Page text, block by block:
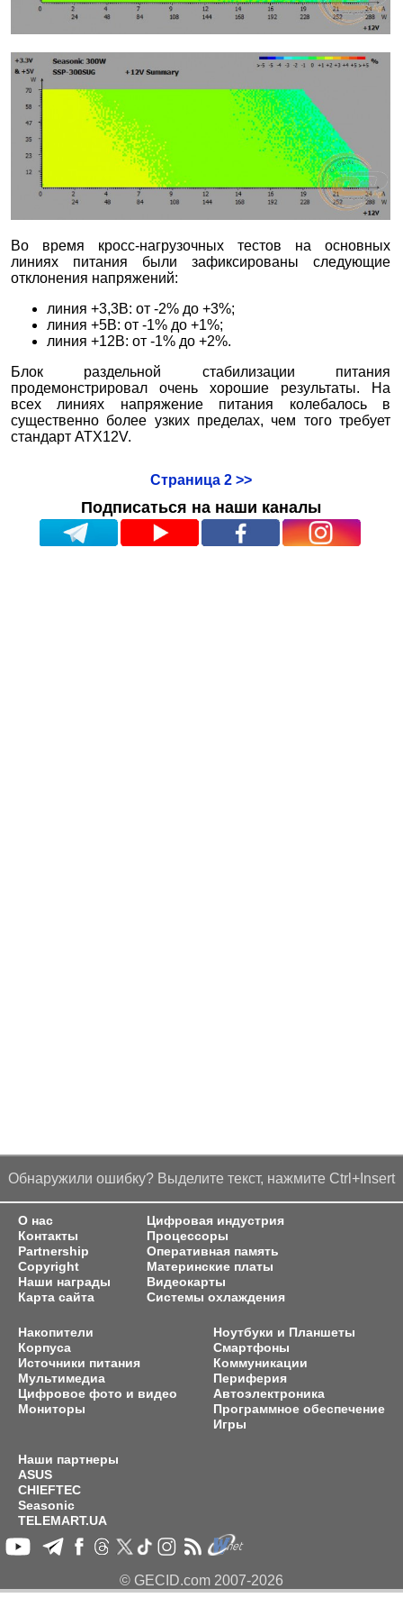
Во время кросс-нагрузочных тестов на основных
линиях питания были зафиксированы следующие
отклонения напряжений:
линия +3,3В: от -2% до +3%;
линия +5В: от -1% до +1%;
линия +12В: от -1% до +2%.
Блок раздельной стабилизации питания
продемонстрировал очень хорошие результаты. На
всех линиях напряжение питания колебалось в
существенно более узких пределах, чем того требует
стандарт ATX12V.
Страница 2 >>
Подписаться на наши каналы
Обнаружили ошибку? Выделите текст, нажмите Ctrl+Insert
О нас
Контакты
Partnership
Copyright
Наши награды
Карта сайта
Цифровая индустрия
Процессоры
Оперативная память
Материнские платы
Видеокарты
Системы охлаждения
Накопители
Корпуса
Источники питания
Мультимедиа
Цифровое фото и видео
Мониторы
Ноутбуки и Планшеты
Смартфоны
Коммуникации
Периферия
Автоэлектроника
Программное обеспечение
Игры
Наши партнеры
ASUS
CHIEFTEC
Seasonic
TELEMART.UA
© GECID.com 2007-2026